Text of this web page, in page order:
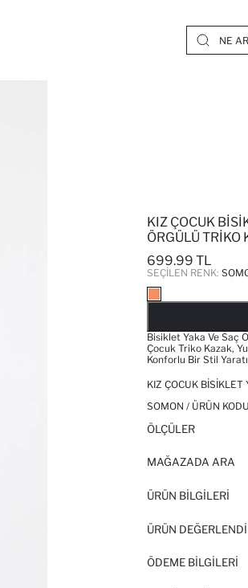
KIZ ÇOCUK
ÖRGÜLÜ TRIKO
699.99 TL
SEÇILEN RENK:
Bisiklet Yaka Ve Saç
Çocuk Triko Kazak,
Konforlu Bir Stil
KIZ ÇOCUK BISIKLET
SOMON / ÜRÜN
ÖLÇÜLER
MAĞAZADA ARA
ÜRÜN BILGILERI
ÜRÜN
ÖDEME BİLGİLERİ